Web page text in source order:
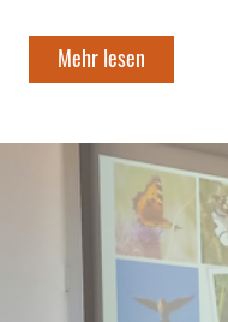
Mehr lesen